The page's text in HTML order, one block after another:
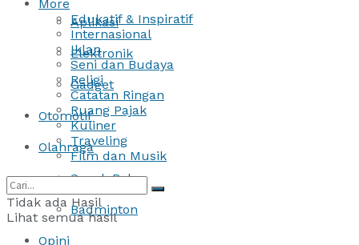
Aplikasi
Elektronik
Gadget
Otomotif
Olahraga
Sepak Bola
Badminton
Opini
More
Edukatif & Inspiratif
Internasional
Iklan
Seni dan Budaya
Religi
Catatan Ringan
Ruang Pajak
Kuliner
Traveling
Film dan Musik
Tidak ada Hasil
Lihat semua hasil